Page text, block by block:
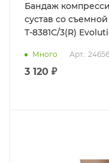
Бандаж
сустав со
Т-8381С/3(R)
Много Арт.: 24656
3 120 ₽